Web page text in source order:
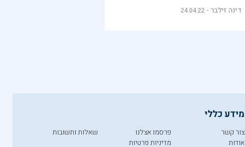
לעליית יהודי לטביה ואסטוניה, ובהם
דינה זילבר 24.04.22
מידע כללי
צור קשר
אודות
פרסמו אצלנו
מדיניות פרטיות
שאלות ותשובות